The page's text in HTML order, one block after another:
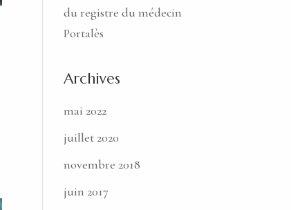
du registre du médecin
Portalès
Archives
mai 2022
juillet 2020
novembre 2018
juin 2017